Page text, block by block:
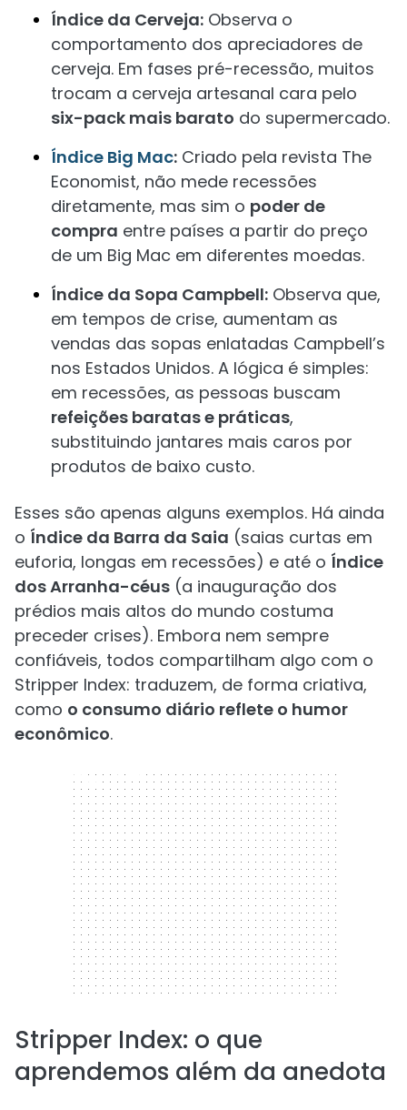
Índice da Cerveja: Observa o
comportamento dos apreciadores de
cerveja. Em fases pré-recessão, muitos
trocam a cerveja artesanal cara pelo
six-pack mais barato do supermercado.
Índice Big Mac: Criado pela revista The
Economist, não mede recessões
diretamente, mas sim o poder de
compra entre países a partir do preço
de um Big Mac em diferentes moedas.
Índice da Sopa Campbell: Observa que,
em tempos de crise, aumentam as
vendas das sopas enlatadas Campbell’s
nos Estados Unidos. A lógica é simples:
em recessões, as pessoas buscam
refeições baratas e práticas,
substituindo jantares mais caros por
produtos de baixo custo.
Esses são apenas alguns exemplos. Há ainda
o Índice da Barra da Saia (saias curtas em
euforia, longas em recessões) e até o Índice
dos Arranha-céus (a inauguração dos
prédios mais altos do mundo costuma
preceder crises). Embora nem sempre
confiáveis, todos compartilham algo com o
Stripper Index: traduzem, de forma criativa,
como o consumo diário reflete o humor
econômico.
300 x 250
Stripper Index: o que
aprendemos além da anedota